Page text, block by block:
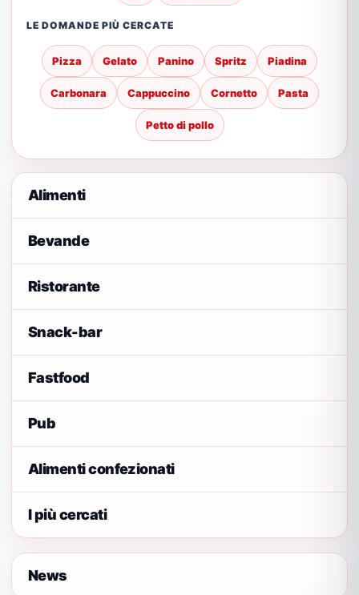
LE DOMANDE PIÙ CERCATE
Pizza Gelato Panino Spritz Piadina
Carbonara Cappuccino Cornetto Pasta
Petto di pollo
Alimenti
Bevande
Ristorante
Snack-bar
Fastfood
Pub
Alimenti confezionati
I più cercati
News